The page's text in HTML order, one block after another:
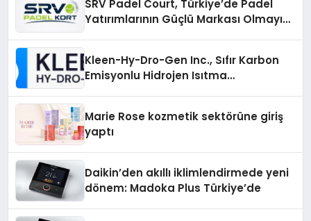
SRV Padel Court, Türkiye’de Padel
Yatırımlarının Güçlü Markası Olmayı
Kleen-Hy-Dro-Gen Inc., Sıfır Karbon
Emisyonlu Hidrojen Isıtma
Marie Rose kozmetik sektörüne giriş
yaptı
Daikin’den akıllı iklimlendirmede yeni
dönem: Madoka Plus Türkiye’de